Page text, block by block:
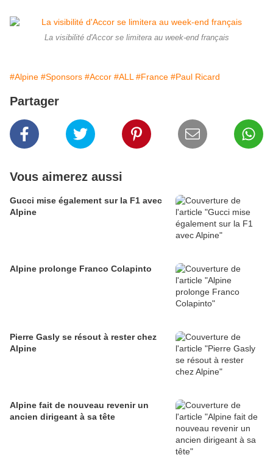
La visibilité d'Accor se limitera au week-end français
#Alpine #Sponsors #Accor #ALL #France #Paul Ricard
Partager
Vous aimerez aussi
Gucci mise également sur la F1 avec
Alpine
Alpine prolonge Franco Colapinto
Pierre Gasly se résout à rester chez
Alpine
Alpine fait de nouveau revenir un
ancien dirigeant à sa tête